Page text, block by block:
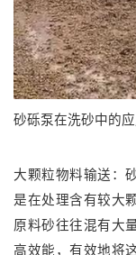
砂砾泵在洗砂中的
大颗粒物料输送：
是在处理含有较大
原料砂往往混有大
高效能，有效地将